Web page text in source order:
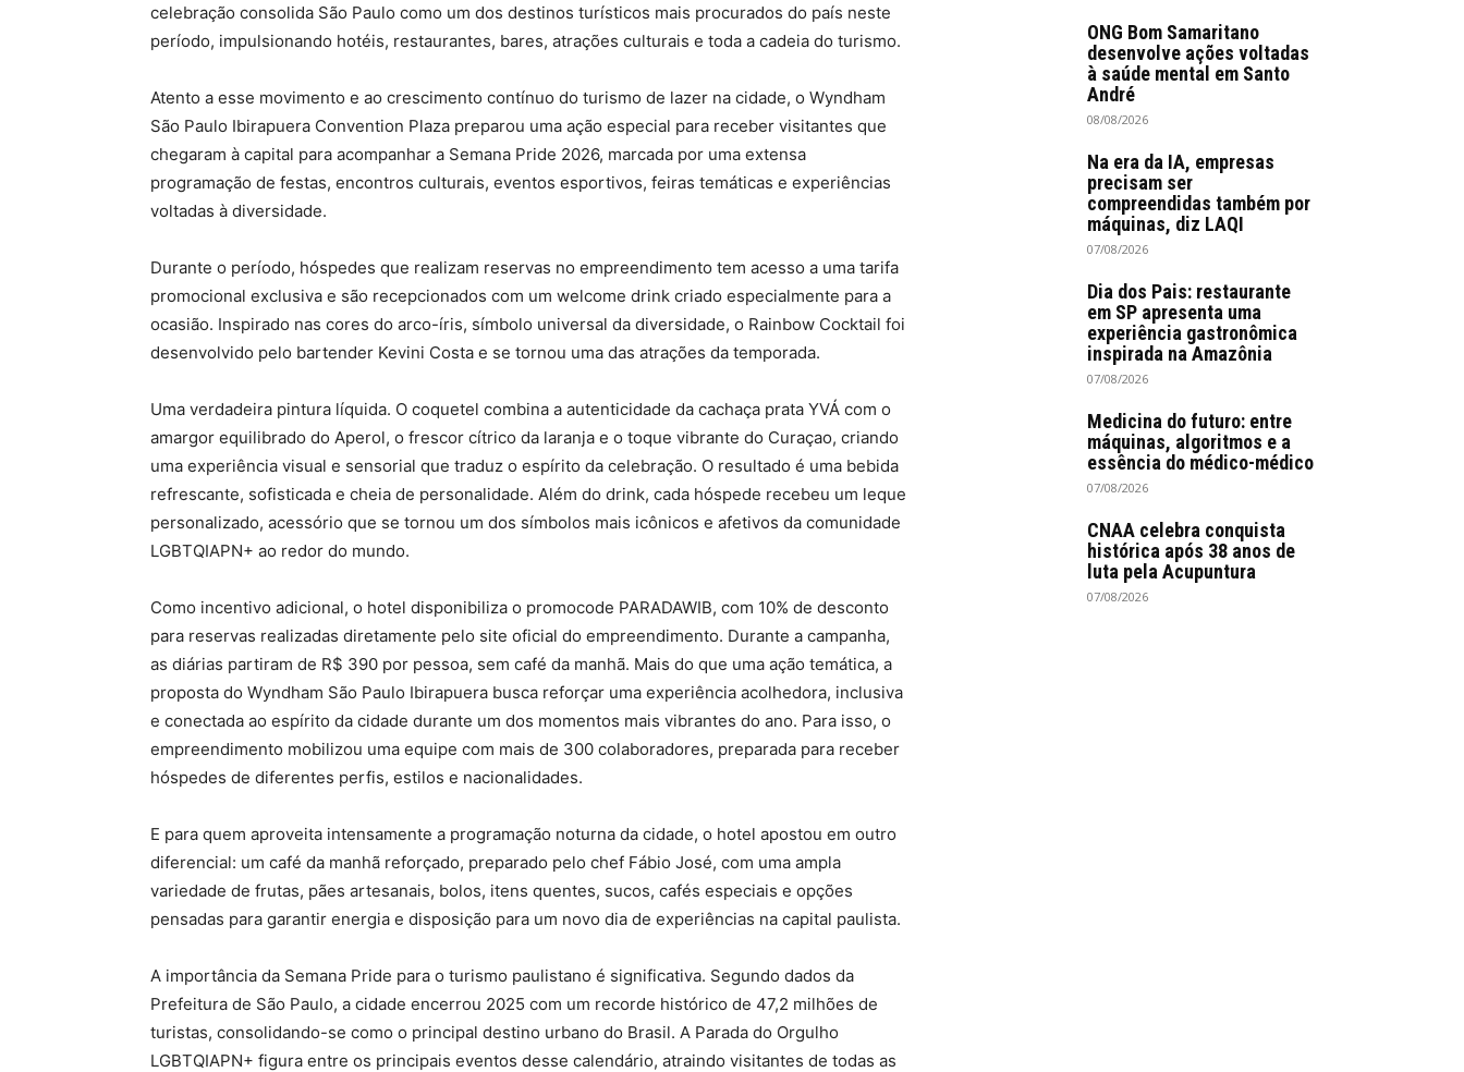
celebração consolida São Paulo como um dos destinos turísticos mais procurados do país neste
período, impulsionando hotéis, restaurantes, bares, atrações culturais e toda a cadeia do turismo.
Atento a esse movimento e ao crescimento contínuo do turismo de lazer na cidade, o Wyndham
São Paulo Ibirapuera Convention Plaza preparou uma ação especial para receber visitantes que
chegaram à capital para acompanhar a Semana Pride 2026, marcada por uma extensa
programação de festas, encontros culturais, eventos esportivos, feiras temáticas e experiências
voltadas à diversidade.
Durante o período, hóspedes que realizam reservas no empreendimento tem acesso a uma tarifa
promocional exclusiva e são recepcionados com um welcome drink criado especialmente para a
ocasião. Inspirado nas cores do arco-íris, símbolo universal da diversidade, o Rainbow Cocktail foi
desenvolvido pelo bartender Kevini Costa e se tornou uma das atrações da temporada.
Uma verdadeira pintura líquida. O coquetel combina a autenticidade da cachaça prata YVÁ com o
amargor equilibrado do Aperol, o frescor cítrico da laranja e o toque vibrante do Curaçao, criando
uma experiência visual e sensorial que traduz o espírito da celebração. O resultado é uma bebida
refrescante, sofisticada e cheia de personalidade. Além do drink, cada hóspede recebeu um leque
personalizado, acessório que se tornou um dos símbolos mais icônicos e afetivos da comunidade
LGBTQIAPN+ ao redor do mundo.
Como incentivo adicional, o hotel disponibiliza o promocode PARADAWIB, com 10% de desconto
para reservas realizadas diretamente pelo site oficial do empreendimento. Durante a campanha,
as diárias partiram de R$ 390 por pessoa, sem café da manhã. Mais do que uma ação temática, a
proposta do Wyndham São Paulo Ibirapuera busca reforçar uma experiência acolhedora, inclusiva
e conectada ao espírito da cidade durante um dos momentos mais vibrantes do ano. Para isso, o
empreendimento mobilizou uma equipe com mais de 300 colaboradores, preparada para receber
hóspedes de diferentes perfis, estilos e nacionalidades.
E para quem aproveita intensamente a programação noturna da cidade, o hotel apostou em outro
diferencial: um café da manhã reforçado, preparado pelo chef Fábio José, com uma ampla
variedade de frutas, pães artesanais, bolos, itens quentes, sucos, cafés especiais e opções
pensadas para garantir energia e disposição para um novo dia de experiências na capital paulista.
A importância da Semana Pride para o turismo paulistano é significativa. Segundo dados da
Prefeitura de São Paulo, a cidade encerrou 2025 com um recorde histórico de 47,2 milhões de
turistas, consolidando-se como o principal destino urbano do Brasil. A Parada do Orgulho
LGBTQIAPN+ figura entre os principais eventos desse calendário, atraindo visitantes de todas as
ONG Bom Samaritano
desenvolve ações voltadas
à saúde mental em Santo
André
08/08/2026
Na era da IA, empresas
precisam ser
compreendidas também por
máquinas, diz LAQI
07/08/2026
Dia dos Pais: restaurante
em SP apresenta uma
experiência gastronômica
inspirada na Amazônia
07/08/2026
Medicina do futuro: entre
máquinas, algoritmos e a
essência do médico-médico
07/08/2026
CNAA celebra conquista
histórica após 38 anos de
luta pela Acupuntura
07/08/2026